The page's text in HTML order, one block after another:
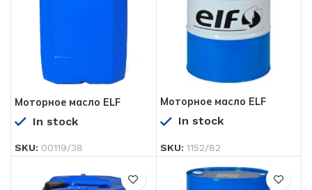
Моторное масло ELF
15W-40 20 л
In stock
SKU: 00119/38
Моторное масло ELF
15W-40 208 л
In stock
SKU: 1152/82